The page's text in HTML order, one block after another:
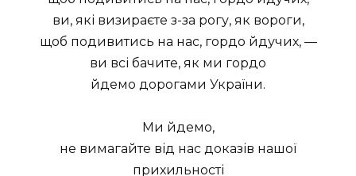
ви, які визираєте з-за рогу, як вороги,
щоб подивитись на нас, гордо йдучих, —
ви всі бачите, як ми гордо
йдемо дорогами України.
Ми йдемо,
не вимагайте від нас доказів нашої
прихильності